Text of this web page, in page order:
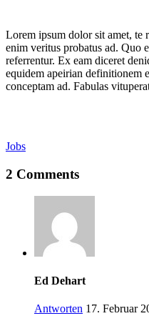
Lorem ipsum dolor sit amet, te
enim veritus probatus ad. Quo
referrentur. Ex eam diceret
equidem apeirian definitionem
conceptam ad. Fabulas
Jobs
2 Comments
Ed Dehart
Antworten 17. Februar